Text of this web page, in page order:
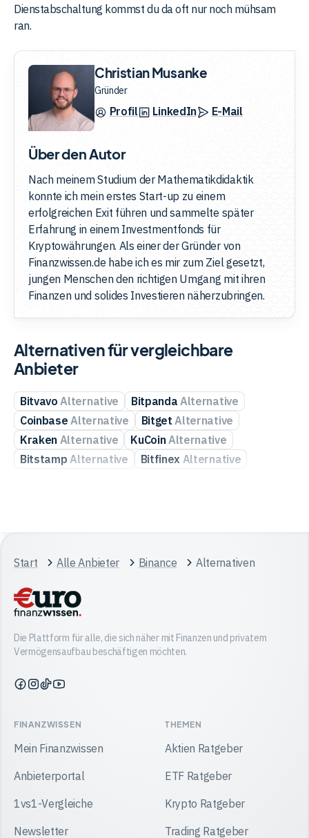
Dienstabschaltung kommst du da oft nur noch mühsam
ran.
Christian Musanke
Gründer
Profil LinkedIn E-Mail
Über den Autor
Nach meinem Studium der Mathematikdidaktik
konnte ich mein erstes Start-up zu einem
erfolgreichen Exit führen und sammelte später
Erfahrung in einem Investmentfonds für
Kryptowährungen. Als einer der Gründer von
Finanzwissen.de habe ich es mir zum Ziel gesetzt,
jungen Menschen den richtigen Umgang mit ihren
Finanzen und solides Investieren näherzubringen.
Alternativen für vergleichbare
Anbieter
Bitvavo Alternative Bitpanda Alternative
Coinbase Alternative Bitget Alternative
Kraken Alternative KuCoin Alternative
Bitstamp Alternative Bitfinex Alternative
Start Alle Anbieter Binance Alternativen
Die Plattform für alle, die sich näher mit Finanzen und privatem
Vermögensaufbau beschäftigen möchten.
Finanzwissen
Facebook
Finanzwissen
Instagram
Finanzwissen
TikTok
Finanzwissen
YouTube
FINANZWISSEN
Mein Finanzwissen
Anbieterportal
1vs1-Vergleiche
Newsletter
THEMEN
Aktien Ratgeber
ETF Ratgeber
Krypto Ratgeber
Trading Ratgeber